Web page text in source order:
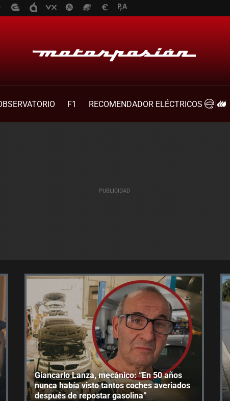
F1
RECOMENDADOR ELÉCTRICOS
Giancarlo Lanza, mecánico: “En 50 años
nunca había visto tantos coches averiados
después de repostar gasolina”